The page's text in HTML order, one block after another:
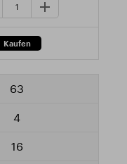
63
4
16